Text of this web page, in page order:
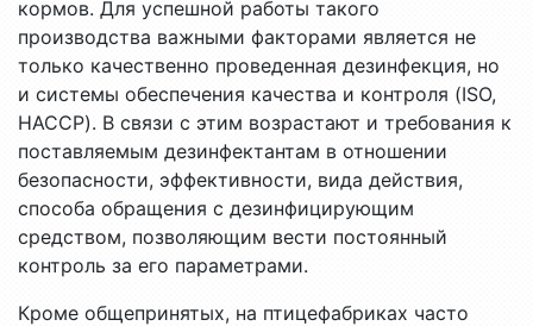
кормов. Для успешной работы такого
производства важными факторами является не
только качественно проведенная дезинфекция, но
и системы обеспечения качества и контроля (ISO,
HACCP). В связи с этим возрастают и требования к
поставляемым дезинфектантам в отношении
безопасности, эффективности, вида действия,
способа обращения с дезинфицирующим
средством, позволяющим вести постоянный
контроль за его параметрами.
Кроме общепринятых, на птицефабриках часто